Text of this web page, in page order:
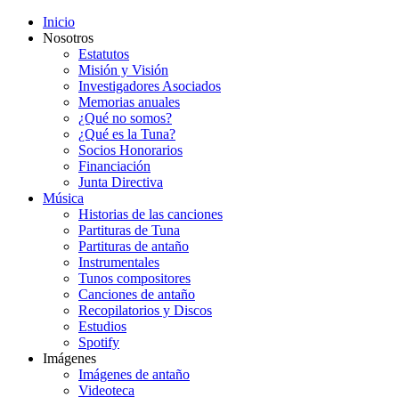
Inicio
Nosotros
Estatutos
Misión y Visión
Investigadores Asociados
Memorias anuales
¿Qué no somos?
¿Qué es la Tuna?
Socios Honorarios
Financiación
Junta Directiva
Música
Historias de las canciones
Partituras de Tuna
Partituras de antaño
Instrumentales
Tunos compositores
Canciones de antaño
Recopilatorios y Discos
Estudios
Spotify
Imágenes
Imágenes de antaño
Videoteca